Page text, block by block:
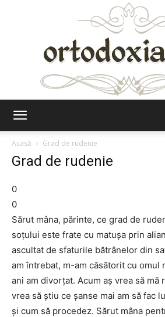
Acasă
Grad de rudenie
Grad de rudenie
0
0
Sărut mâna, părinte, ce grad de
soţului este frate cu matuşa prin
ascultat de sfaturile bătrânelor din
am întrebat, m-am căsătorit cu omul
ani am divorţat. Acum aş vrea să mă
vrea să ştiu ce şanse mai am să fac
şi cum să procedez. Sărut mâna